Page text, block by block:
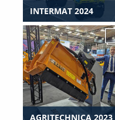
INTERMAT 2024
AGRITECHNICA 2023